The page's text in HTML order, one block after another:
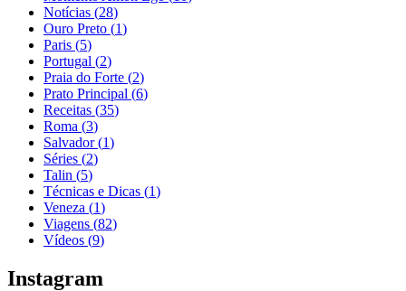
Notícias (28)
Ouro Preto (1)
Paris (5)
Portugal (2)
Praia do Forte (2)
Prato Principal (6)
Receitas (35)
Roma (3)
Salvador (1)
Séries (2)
Talin (5)
Técnicas e Dicas (1)
Veneza (1)
Viagens (82)
Vídeos (9)
Instagram